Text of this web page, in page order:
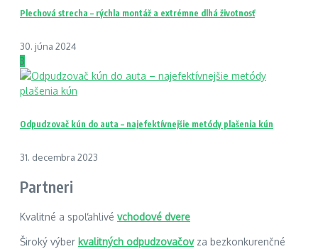
Plechová strecha – rýchla montáž a extrémne dlhá životnosť
30. júna 2024
3
Odpudzovač kún do auta – najefektívnejšie metódy plašenia kún
31. decembra 2023
Partneri
Kvalitné a spoľahlivé vchodové dvere
Široký výber kvalitných odpudzovačovza bezkonkurenčné